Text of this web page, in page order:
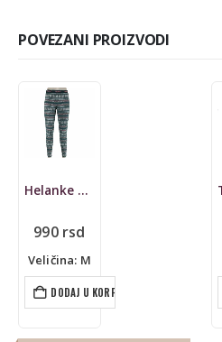
POVEZANI PROIZVODI
Helanke Superdry, zimske
990 rsd
Veličina: M
DODAJ U KORPU